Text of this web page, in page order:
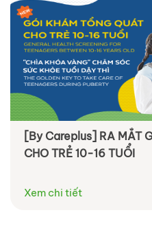
[By Careplus] RA MẮT
CHO TRẺ 10-16 TUỔI
Xem chi tiết